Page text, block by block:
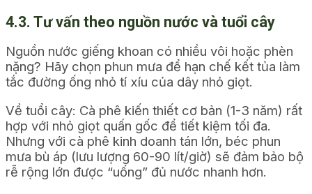
4.3. Tư vấn theo nguồn nước và tuổi cây
Nguồn nước giếng khoan có nhiều vôi hoặc phèn
nặng? Hãy chọn phun mưa để hạn chế kết tủa làm
tắc đường ống nhỏ tí xíu của dây nhỏ giọt.
Về tuổi cây: Cà phê kiến thiết cơ bản (1-3 năm) rất
hợp với nhỏ giọt quấn gốc để tiết kiệm tối đa.
Nhưng với cà phê kinh doanh tán lớn, béc phun
mưa bù áp (lưu lượng 60-90 lít/giờ) sẽ đảm bảo bộ
rễ rộng lớn được “uống” đủ nước nhanh hơn.